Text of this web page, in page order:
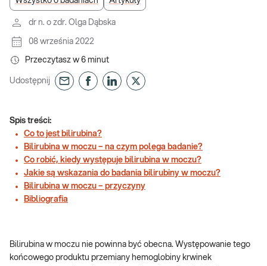
dr n. o zdr. Olga Dąbska
08 września 2022
Przeczytasz w 6 minut
Udostępnij
Spis treści:
Co to jest bilirubina?
Bilirubina w moczu – na czym polega badanie?
Co robić, kiedy występuje bilirubina w moczu?
Jakie są wskazania do badania bilirubiny w moczu?
Bilirubina w moczu – przyczyny
Bibliografia
Bilirubina w moczu nie powinna być obecna. Występowanie tego
końcowego produktu przemiany hemoglobiny krwinek